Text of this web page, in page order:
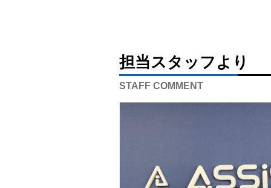
担当スタッフより
STAFF COMMENT